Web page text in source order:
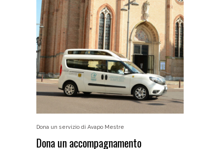
Dona un servizio di Avapo Mestre
Dona un accompagnamento